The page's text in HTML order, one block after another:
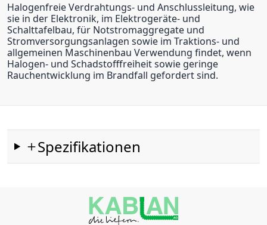
Halogenfreie Verdrahtungs- und Anschlussleitung, wie
sie in der Elektronik, im Elektrogeräte- und
Schalttafelbau, für Notstromaggregate und
Stromversorgungsanlagen sowie im Traktions- und
allgemeinen Maschinenbau Verwendung findet, wenn
Halogen- und Schadstofffreiheit sowie geringe
Rauchentwicklung im Brandfall gefordert sind.
Spezifikationen